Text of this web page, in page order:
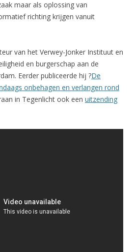
maar als oplossing van
richting krijgen vanuit
van het Verwey-Jonker Instituut en
en burgerschap aan de
Eerder publiceerde hij ?De
onbehagen en verlangen rond
in Tegenlicht ook een uitzending